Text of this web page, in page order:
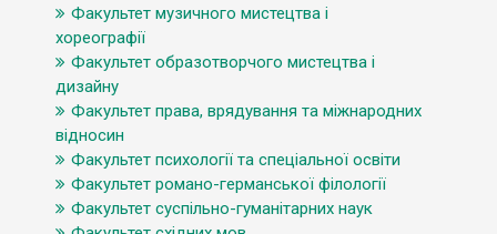
Факультет музичного мистецтва і
хореографії
Факультет образотворчого мистецтва і
дизайну
Факультет права, врядування та міжнародних
відносин
Факультет психології та спеціальної освіти
Факультет романо-германської філології
Факультет суспільно-гуманітарних наук